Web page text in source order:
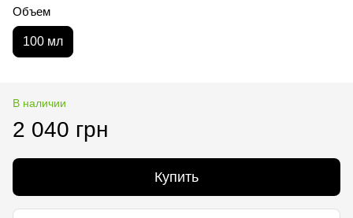
Объем
100 мл
В наличии
2 040 грн
Купить